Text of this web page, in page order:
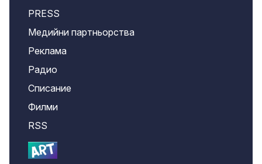
PRESS
Медийни партньорства
Реклама
Радио
Списание
Филми
RSS